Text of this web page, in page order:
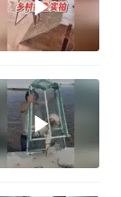
国防部：中国军队坚决反制任何闹海挑衅图谋